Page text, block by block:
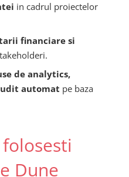
in cadrul proiectelor
financiare si
de analytics,
automat pe baza
Dune